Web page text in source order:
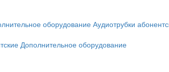
оборудование Аудиотрубки
Дополнительное оборудование